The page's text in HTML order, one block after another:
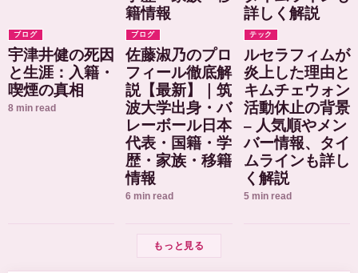
ブログ
宇津井健の死因
と生涯：入籍・
喫煙の真相
8 min read
ブログ
佐藤淑乃のプロ
フィール徹底解
説【最新】｜筑
波大学出身・バ
レーボール日本
代表・国籍・学
歴・家族・移籍
情報
6 min read
テック
ルセラフィムが
炎上した理由と
キムチェウォン
活動休止の背景
– 人気順やメン
バー情報、タイ
ムラインも詳し
く解説
5 min read
もっと見る